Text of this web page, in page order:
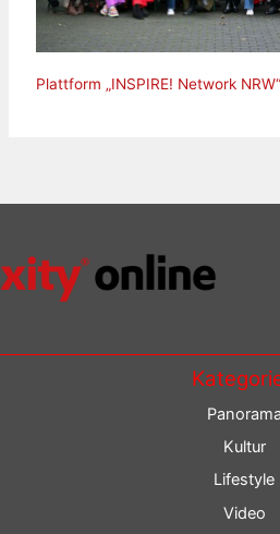
Plattform „INSPIRE! Network
Panorama
Kultur
Lifestyle
Video